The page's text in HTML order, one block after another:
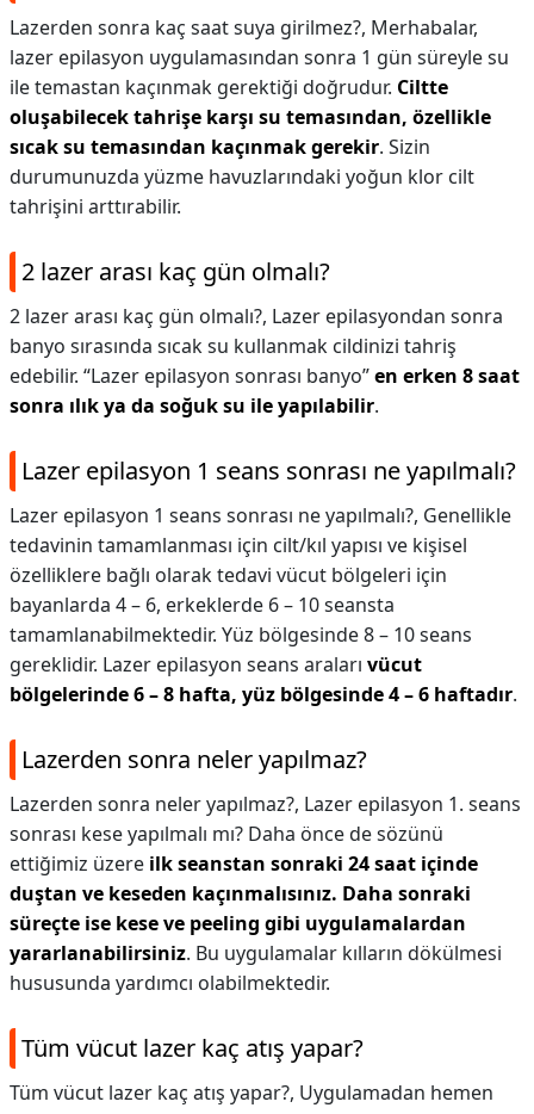
Lazerden sonra kaç saat suya girilmez?, Merhabalar,
lazer epilasyon uygulamasından sonra 1 gün süreyle su
ile temastan kaçınmak gerektiği doğrudur. Ciltte
oluşabilecek tahrişe karşı su temasından, özellikle
sıcak su temasından kaçınmak gerekir. Sizin
durumunuzda yüzme havuzlarındaki yoğun klor cilt
tahrişini arttırabilir.
2 lazer arası kaç gün olmalı?
2 lazer arası kaç gün olmalı?, Lazer epilasyondan sonra
banyo sırasında sıcak su kullanmak cildinizi tahriş
edebilir. “Lazer epilasyon sonrası banyo”en erken 8 saat
sonra ılık ya da soğuk su ile yapılabilir.
Lazer epilasyon 1 seans sonrası ne yapılmalı?
Lazer epilasyon 1 seans sonrası ne yapılmalı?, Genellikle
tedavinin tamamlanması için cilt/kıl yapısı ve kişisel
özelliklere bağlı olarak tedavi vücut bölgeleri için
bayanlarda 4 – 6, erkeklerde 6 – 10 seansta
tamamlanabilmektedir. Yüz bölgesinde 8 – 10 seans
gereklidir. Lazer epilasyon seans araları vücut
bölgelerinde 6 – 8 hafta, yüz bölgesinde 4 – 6 haftadır.
Lazerden sonra neler yapılmaz?
Lazerden sonra neler yapılmaz?, Lazer epilasyon 1. seans
sonrası kese yapılmalı mı? Daha önce de sözünü
ettiğimiz üzere ilk seanstan sonraki 24 saat içinde
duştan ve keseden kaçınmalısınız. Daha sonraki
süreçte ise kese ve peeling gibi uygulamalardan
yararlanabilirsiniz. Bu uygulamalar kılların dökülmesi
hususunda yardımcı olabilmektedir.
Tüm vücut lazer kaç atış yapar?
Tüm vücut lazer kaç atış yapar?, Uygulamadan hemen